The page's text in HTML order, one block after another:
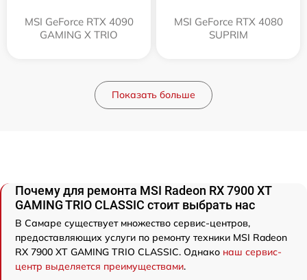
MSI GeForce RTX 4090
GAMING X TRIO
MSI GeForce RTX 4080
SUPRIM
Показать больше
Почему для ремонта MSI Radeon RX 7900 XT
GAMING TRIO CLASSIC стоит выбрать нас
В Самаре существует множество сервис-центров,
предоставляющих услуги по ремонту техники MSI Radeon
RX 7900 XT GAMING TRIO CLASSIC. Однако наш сервис-
центр выделяется преимуществами.